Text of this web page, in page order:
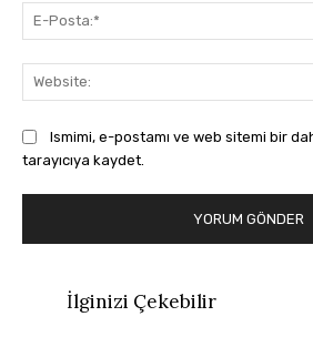
Ismimi, e-postamı ve web sitemi bir
tarayıcıya kaydet.
İlginizi Çekebilir